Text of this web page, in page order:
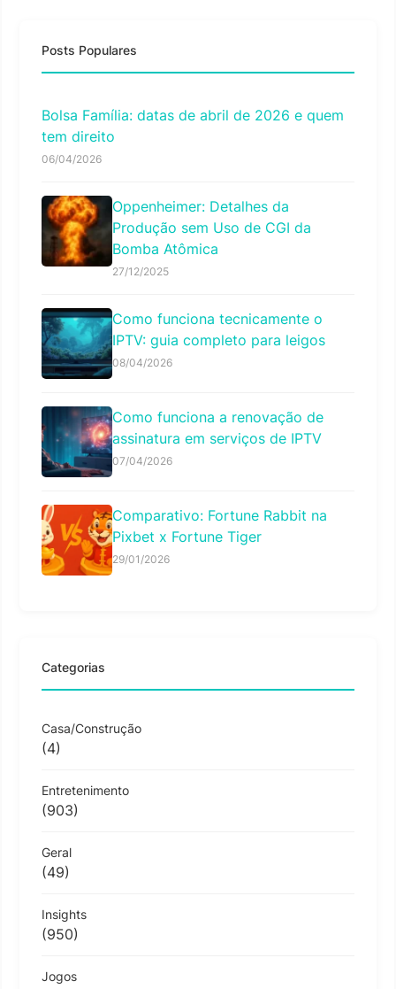
Posts Populares
Bolsa Família: datas de abril de 2026 e quem
tem direito
06/04/2026
Oppenheimer: Detalhes da
Produção sem Uso de CGI da
Bomba Atômica
27/12/2025
Como funciona tecnicamente o
IPTV: guia completo para leigos
08/04/2026
Como funciona a renovação de
assinatura em serviços de IPTV
07/04/2026
Comparativo: Fortune Rabbit na
Pixbet x Fortune Tiger
29/01/2026
Categorias
Casa/Construção
(4)
Entretenimento
(903)
Geral
(49)
Insights
(950)
Jogos